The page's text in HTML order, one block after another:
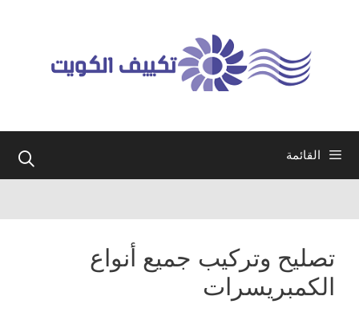
القائمة
تصليح وتركيب جميع أنواع
الكمبريسرات